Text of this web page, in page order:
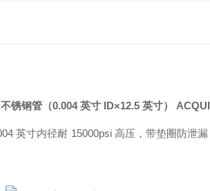
锈钢管（0.004 英寸 ID×12.5 英寸）
英寸内径耐 15000psi 高压，带垫圈防泄